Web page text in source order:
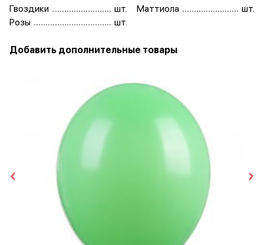
Гвоздики
шт.
Розы
шт.
Маттиола
шт.
Добавить дополнительные товары